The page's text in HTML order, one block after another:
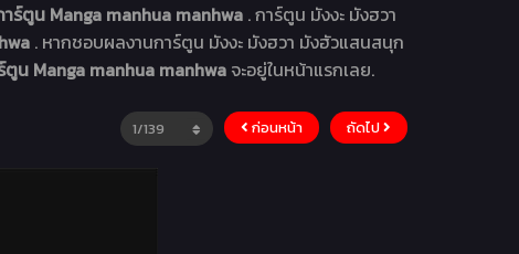
ร์ตูน Manga manhua manhwa . การ์ตูน มังงะ มังฮวา
. หากชอบผลงานการ์ตูน มังงะ มังฮวา มังฮัวแสนสนุก
น Manga manhua manhwa จะอยู่ในหน้าแรกเลย.
ก่อนหน้า ถัดไป